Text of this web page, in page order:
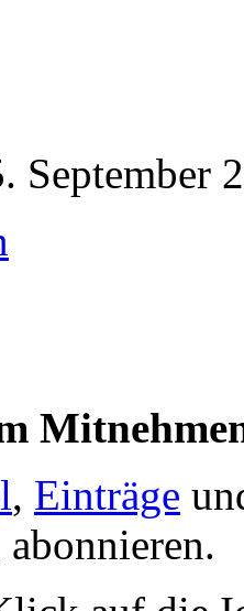
September
, Einträge
abonnieren.